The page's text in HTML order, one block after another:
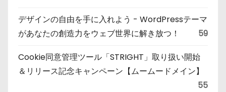
デザインの自由を手に入れよう - WordPressテーマ
があなたの創造力をウェブ世界に解き放つ！
59
Cookie同意管理ツール「STRIGHT」取り扱い開始
＆リリース記念キャンペーン【ムームードメイン】
55